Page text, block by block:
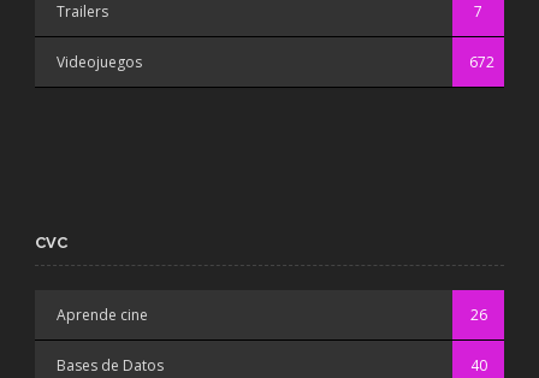
Trailers 7
Videojuegos 672
CVC
Aprende cine 26
Bases de Datos 40